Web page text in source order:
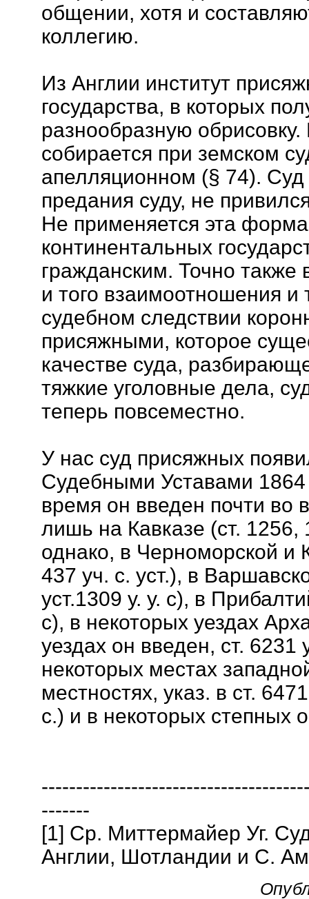
общении, хотя и
коллегию.
Из Англии институт
государства, в которых
разнообразную
собирается при земском
апелляционном (§ 74). Суд
предания суду, не
Не применяется эта
континентальных
гражданским. Точно также
и того взаимоотношения и
судебном следствии
присяжными, которое
качестве суда,
тяжкие уголовные дела,
теперь повсеместно.
У нас суд присяжных
Судебными Уставами
время он введен почти во
лишь на Кавказе (ст. 1256,
однако, в Черноморской и
437 уч. с. уст.), в
уст.1309 у. у. с), в
с), в некоторых уездах
уездах он введен, ст. 6231
некоторых местах
местностях, указ. в ст.
с.) и в некоторых степных
-------
[1] Ср. Mиттермaйер Уг.
Англии, Шотландии и С.